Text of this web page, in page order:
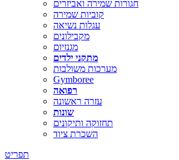
חגורות שמירה ואביזרים
קוביות שמירה
עגלות נשיאה
מקבילונים
מגנזיום
מתקני ילדים
מערכות משולבות
Gymboree
רפואה
עזרה ראשונה
שונות
תחזוקה ותיקונים
השכרת ציוד
תפריט